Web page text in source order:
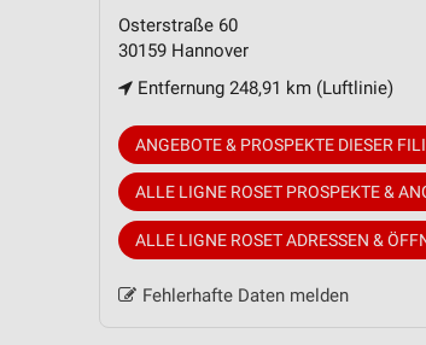
Osterstraße 60
30159 Hannover
Entfernung 248,91 km (Luftlinie)
ANGEBOTE & PROSPEKTE DIESER
ALLE LIGNE ROSET PROSPEKTE &
ALLE LIGNE ROSET ADRESSEN &
Fehlerhafte Daten melden